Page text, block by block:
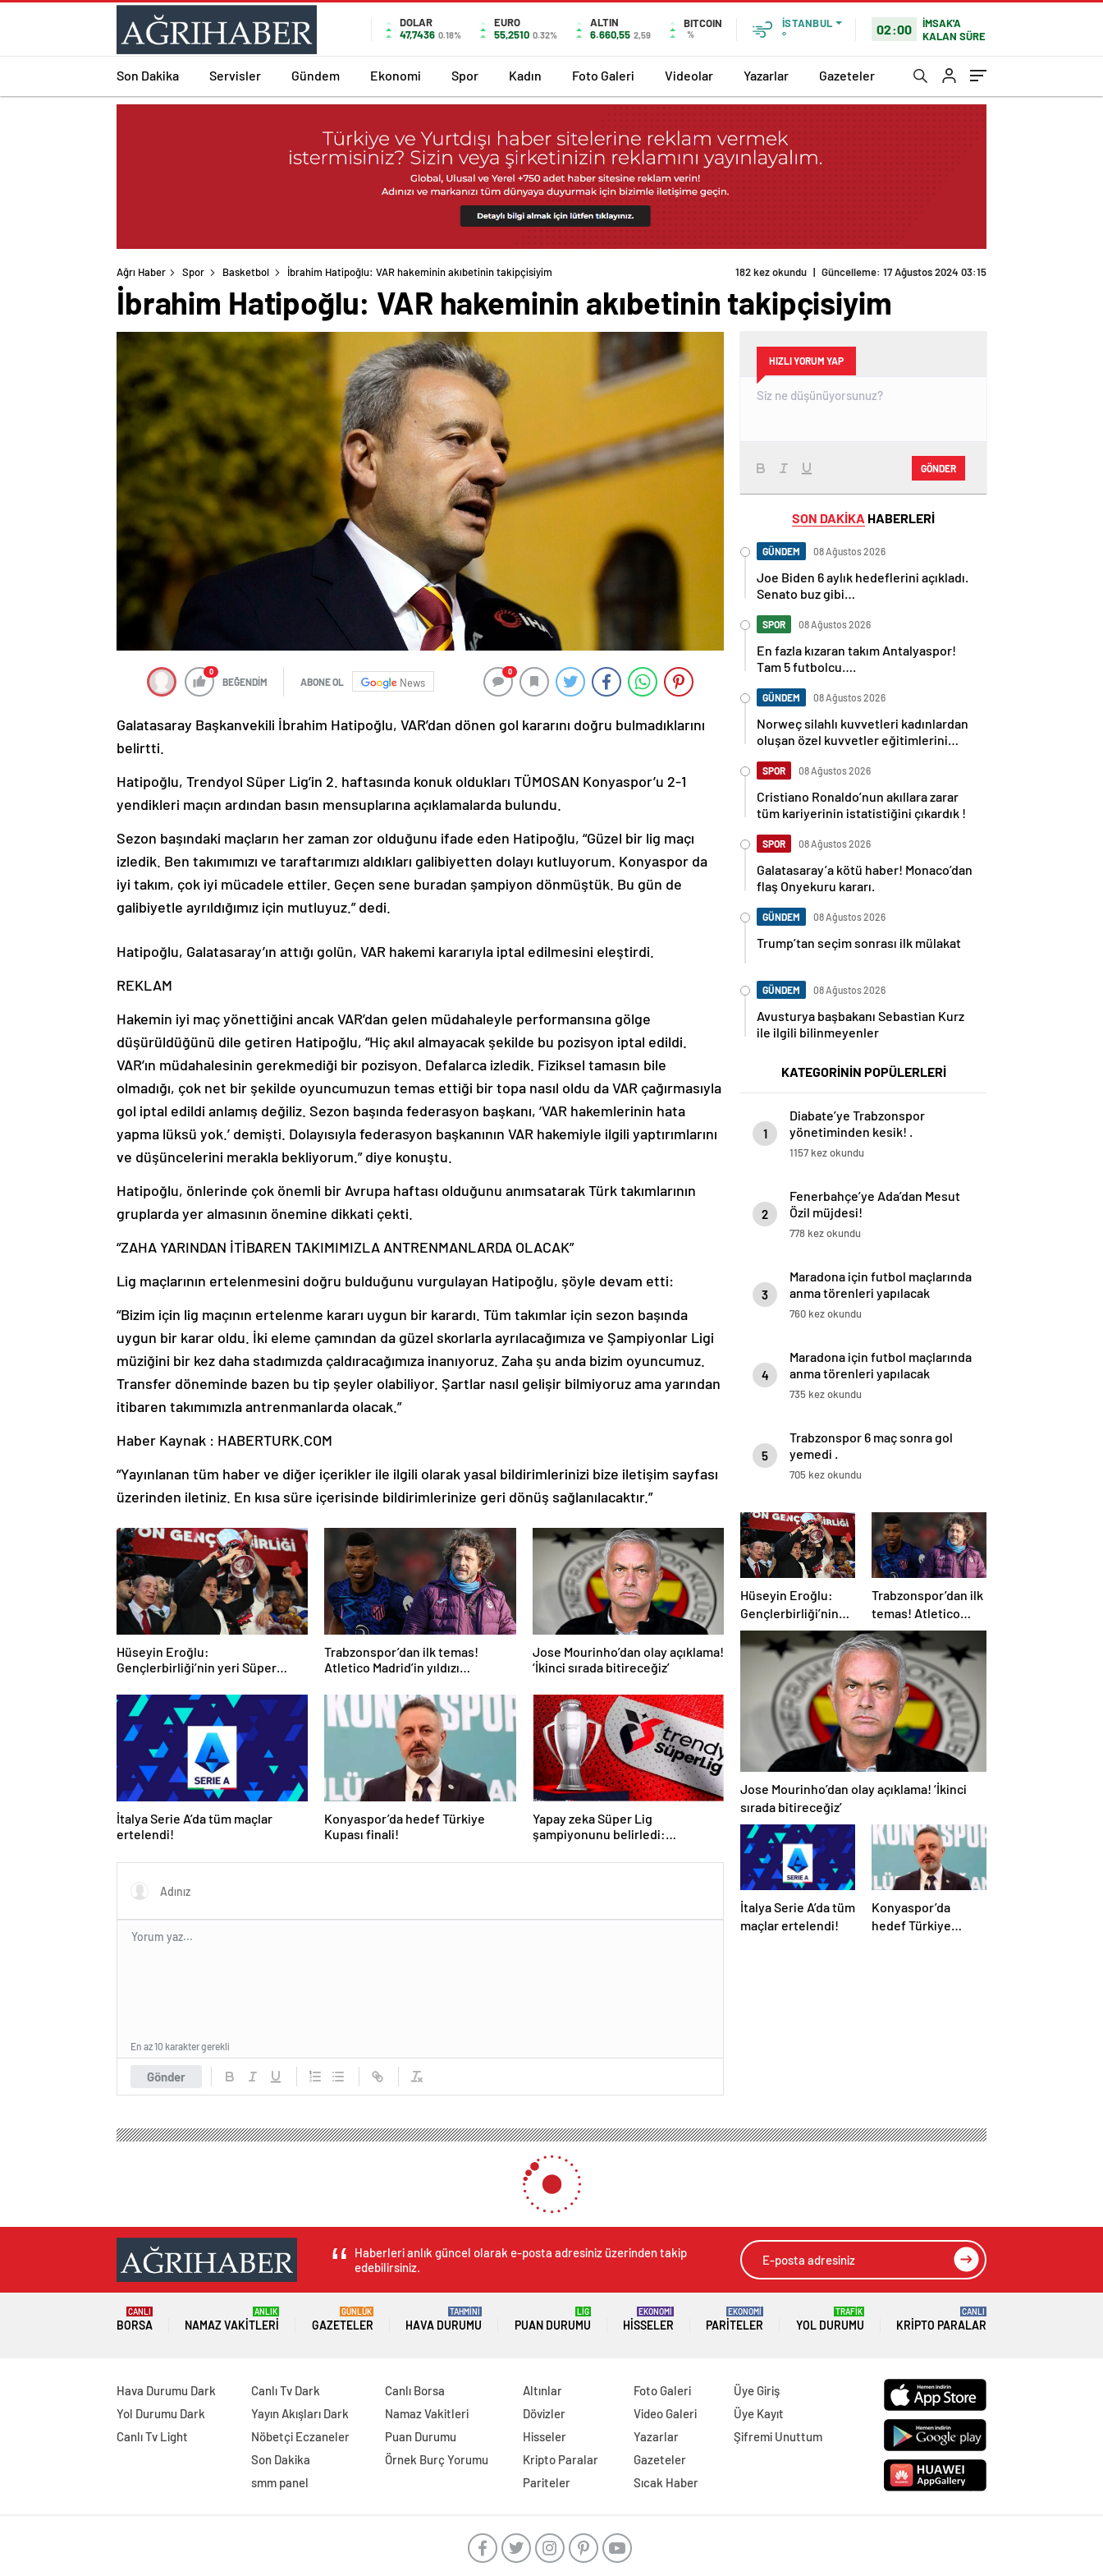
DOLAR
47,7436 0.18%
EURO
55,2510 0.32%
ALTIN
6.660,55 2,59
BITCOIN
%
İSTANBUL
°
02:00
İMSAK'A
KALAN SÜRE
Son Dakika Servisler Gündem Ekonomi Spor Kadın Foto Galeri Videolar Yazarlar Gazeteler
Ağrı Haber Spor Basketbol İbrahim Hatipoğlu: VAR hakeminin akıbetinin takipçisiyim 182 kez okundu | Güncelleme: 17 Ağustos 2024 03:15
İbrahim Hatipoğlu: VAR hakeminin akıbetinin takipçisiyim
0
BEĞENDİM ABONE OL News
0
Galatasaray Başkanvekili İbrahim Hatipoğlu, VAR’dan dönen gol kararını doğru bulmadıklarını
belirtti.
Hatipoğlu, Trendyol Süper Lig’in 2. haftasında konuk oldukları TÜMOSAN Konyaspor’u 2-1
yendikleri maçın ardından basın mensuplarına açıklamalarda bulundu.
Sezon başındaki maçların her zaman zor olduğunu ifade eden Hatipoğlu, “Güzel bir lig maçı
izledik. Ben takımımızı ve taraftarımızı aldıkları galibiyetten dolayı kutluyorum. Konyaspor da
iyi takım, çok iyi mücadele ettiler. Geçen sene buradan şampiyon dönmüştük. Bu gün de
galibiyetle ayrıldığımız için mutluyuz.” dedi.
Hatipoğlu, Galatasaray’ın attığı golün, VAR hakemi kararıyla iptal edilmesini eleştirdi.
REKLAM
Hakemin iyi maç yönettiğini ancak VAR’dan gelen müdahaleyle performansına gölge
düşürüldüğünü dile getiren Hatipoğlu, “Hiç akıl almayacak şekilde bu pozisyon iptal edildi.
VAR’ın müdahalesinin gerekmediği bir pozisyon. Defalarca izledik. Fiziksel tamasın bile
olmadığı, çok net bir şekilde oyuncumuzun temas ettiği bir topa nasıl oldu da VAR çağırmasıyla
gol iptal edildi anlamış değiliz. Sezon başında federasyon başkanı, ‘VAR hakemlerinin hata
yapma lüksü yok.’ demişti. Dolayısıyla federasyon başkanının VAR hakemiyle ilgili yaptırımlarını
ve düşüncelerini merakla bekliyorum.” diye konuştu.
Hatipoğlu, önlerinde çok önemli bir Avrupa haftası olduğunu anımsatarak Türk takımlarının
gruplarda yer almasının önemine dikkati çekti.
“ZAHA YARINDAN İTİBAREN TAKIMIMIZLA ANTRENMANLARDA OLACAK”
Lig maçlarının ertelenmesini doğru bulduğunu vurgulayan Hatipoğlu, şöyle devam etti:
“Bizim için lig maçının ertelenme kararı uygun bir karardı. Tüm takımlar için sezon başında
uygun bir karar oldu. İki eleme çamından da güzel skorlarla ayrılacağımıza ve Şampiyonlar Ligi
müziğini bir kez daha stadımızda çaldıracağımıza inanıyoruz. Zaha şu anda bizim oyuncumuz.
Transfer döneminde bazen bu tip şeyler olabiliyor. Şartlar nasıl gelişir bilmiyoruz ama yarından
itibaren takımımızla antrenmanlarda olacak.”
Haber Kaynak : HABERTURK.COM
“Yayınlanan tüm haber ve diğer içerikler ile ilgili olarak yasal bildirimlerinizi bize iletişim sayfası
üzerinden iletiniz. En kısa süre içerisinde bildirimlerinize geri dönüş sağlanılacaktır.”
Hüseyin Eroğlu:
Gençlerbirliği’nin yeri Süper
Trabzonspor’dan ilk temas!
Atletico Madrid’in yıldızı
Jose Mourinho’dan olay açıklama!
‘İkinci sırada bitireceğiz’
İtalya Serie A’da tüm maçlar
ertelendi!
Konyaspor’da hedef Türkiye
Kupası finali!
Yapay zeka Süper Lig
şampiyonunu belirledi:
arasında inanılmaz final!
Gönder
En az 10 karakter gerekli
HIZLI YORUM YAP
GÖNDER
SON DAKİKA HABERLERİ
GÜNDEM 08 Ağustos 2026
Joe Biden 6 aylık hedeflerini açıkladı.
Senato buz gibi…
SPOR 08 Ağustos 2026
En fazla kızaran takım Antalyaspor!
Tam 5 futbolcu….
GÜNDEM 08 Ağustos 2026
Norweç silahlı kuvvetleri kadınlardan
oluşan özel kuvvetler eğitimlerini
SPOR 08 Ağustos 2026
Cristiano Ronaldo’nun akıllara zarar
tüm kariyerinin istatistiğini çıkardık !
SPOR 08 Ağustos 2026
Galatasaray’a kötü haber! Monaco’dan
flaş Onyekuru kararı.
GÜNDEM 08 Ağustos 2026
Trump’tan seçim sonrası ilk mülakat
GÜNDEM 08 Ağustos 2026
Avusturya başbakanı Sebastian Kurz
ile ilgili bilinmeyenler
KATEGORİNİN POPÜLERLERİ
1
Diabate’ye Trabzonspor
yönetiminden kesik! .
1157 kez okundu
2
Fenerbahçe’ye Ada’dan Mesut
Özil müjdesi!
778 kez okundu
3
Maradona için futbol maçlarında
anma törenleri yapılacak
760 kez okundu
4
Maradona için futbol maçlarında
anma törenleri yapılacak
735 kez okundu
5
Trabzonspor 6 maç sonra gol
yemedi .
705 kez okundu
Hüseyin Eroğlu:
Gençlerbirliği’nin
yeri Süper Lig’dir
Trabzonspor’dan ilk
temas! Atletico
Madrid’in yıldızı
gündemde
Jose Mourinho’dan olay açıklama! ‘İkinci
sırada bitireceğiz’
İtalya Serie A’da tüm
maçlar ertelendi!
Konyaspor’da
hedef Türkiye
Haberleri anlık güncel olarak e-posta adresiniz üzerinden takip
edebilirsiniz.
BORSA
CANLI
NAMAZ VAKITLERI
ANLIK
GAZETELER
GÜNLÜK
HAVA DURUMU
TAHMİNİ
PUAN DURUMU
LİG
HISSELER
EKONOMİ
PARITELER
EKONOMİ
YOL DURUMU
TRAFİK
KRIPTO PARALAR
CANLI
Hava Durumu Dark
Yol Durumu Dark
Canlı Tv Light
Canlı Tv Dark
Yayın Akışları Dark
Nöbetçi Eczaneler
Son Dakika
smm panel
Canlı Borsa
Namaz Vakitleri
Puan Durumu
Örnek Burç Yorumu
Altınlar
Dövizler
Hisseler
Kripto Paralar
Pariteler
Foto Galeri
Video Galeri
Yazarlar
Gazeteler
Sıcak Haber
Üye Giriş
Üye Kayıt
Şifremi Unuttum